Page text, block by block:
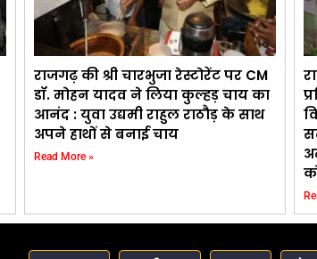
राजगढ़ की श्री चारभुजा रेस्टोरेंट पर CM
डॉ. मोहन यादव ने लिया कुल्हड़ चाय का
आनंद : युवा उद्यमी राहुल राठौड़ के साथ
अपने हाथों से बनाई चाय
Read More »